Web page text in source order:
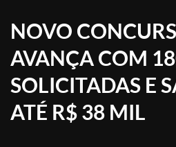
NOVO
AVANÇA COM
SOLICITADAS E
ATÉ R$ 38 MIL